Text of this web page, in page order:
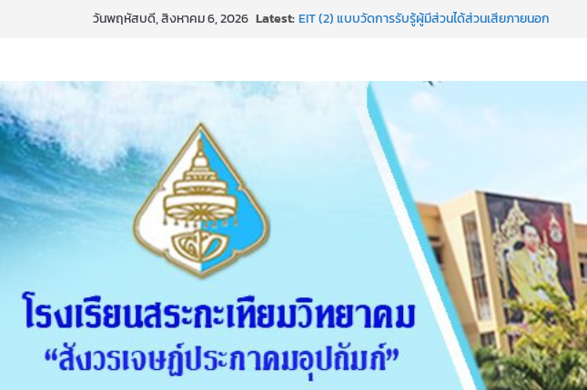
วันพฤหัสบดี, สิงหาคม 6, 2026 Latest:EIT (2) แบบวัดการรับรู้ผู้มีส่วนได้ส่วนเสียภายนอก
ธ สถิตในดวงใจตราบนิรันดร์
การประกาศผลการเรียนปลายภาคผ่านทางระบบ SGS
ช่องทางการแจ้งเรื่องร้องเรียนการทุจริตและประพฤติมิชอบ